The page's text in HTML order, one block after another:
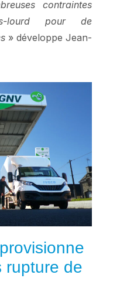
contraintes
lourd pour de
» développe Jean-
rupture de